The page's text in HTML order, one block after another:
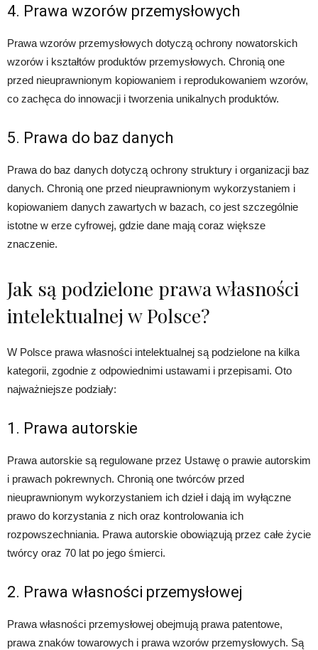
4. Prawa wzorów przemysłowych
Prawa wzorów przemysłowych dotyczą ochrony nowatorskich
wzorów i kształtów produktów przemysłowych. Chronią one
przed nieuprawnionym kopiowaniem i reprodukowaniem wzorów,
co zachęca do innowacji i tworzenia unikalnych produktów.
5. Prawa do baz danych
Prawa do baz danych dotyczą ochrony struktury i organizacji baz
danych. Chronią one przed nieuprawnionym wykorzystaniem i
kopiowaniem danych zawartych w bazach, co jest szczególnie
istotne w erze cyfrowej, gdzie dane mają coraz większe
znaczenie.
Jak są podzielone prawa własności
intelektualnej w Polsce?
W Polsce prawa własności intelektualnej są podzielone na kilka
kategorii, zgodnie z odpowiednimi ustawami i przepisami. Oto
najważniejsze podziały:
1. Prawa autorskie
Prawa autorskie są regulowane przez Ustawę o prawie autorskim
i prawach pokrewnych. Chronią one twórców przed
nieuprawnionym wykorzystaniem ich dzieł i dają im wyłączne
prawo do korzystania z nich oraz kontrolowania ich
rozpowszechniania. Prawa autorskie obowiązują przez całe życie
twórcy oraz 70 lat po jego śmierci.
2. Prawa własności przemysłowej
Prawa własności przemysłowej obejmują prawa patentowe,
prawa znaków towarowych i prawa wzorów przemysłowych. Są